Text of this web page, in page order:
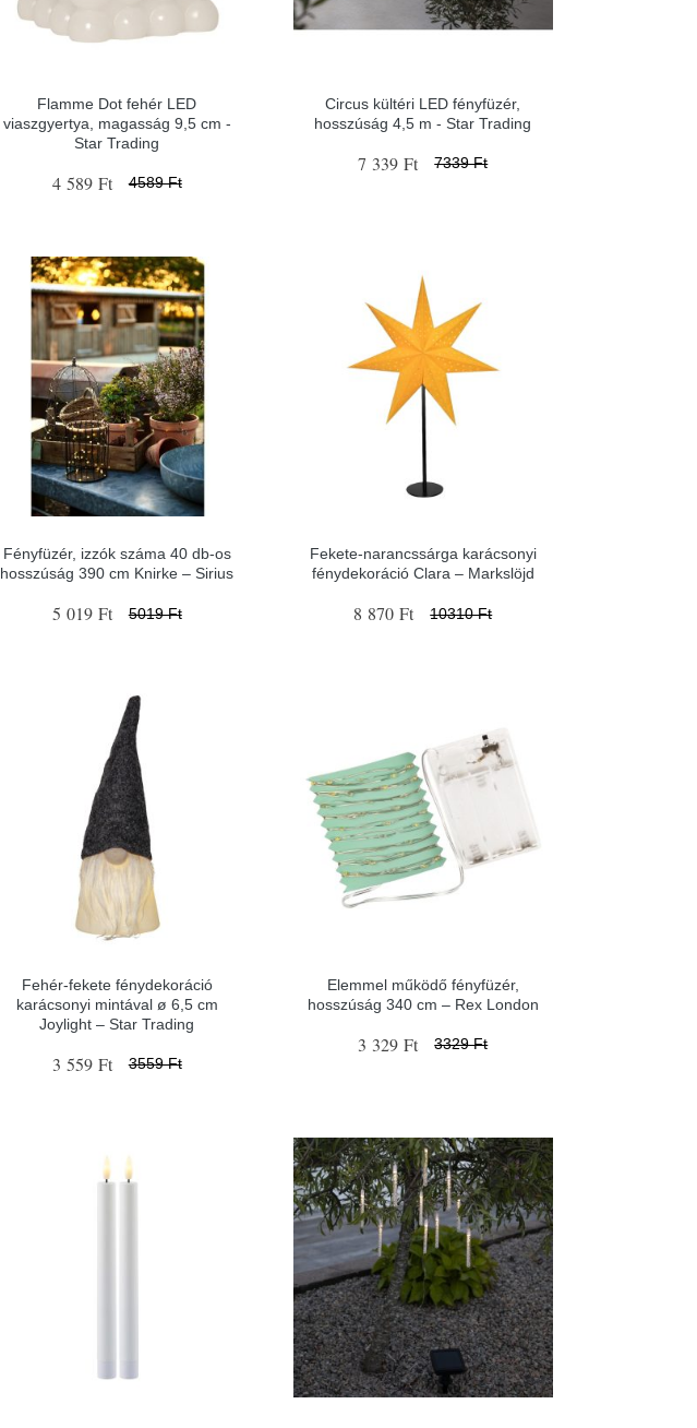
Flamme Dot fehér LED
viaszgyertya, magasság 9,5 cm -
Star Trading
4 589 Ft 4589 Ft
Circus kültéri LED fényfüzér,
hosszúság 4,5 m - Star Trading
7 339 Ft 7339 Ft
Fényfüzér, izzók száma 40 db-os
hosszúság 390 cm Knirke – Sirius
5 019 Ft 5019 Ft
Fekete-narancssárga karácsonyi
fénydekoráció Clara – Markslöjd
8 870 Ft 10310 Ft
Fehér-fekete fénydekoráció
karácsonyi mintával ø 6,5 cm
Joylight – Star Trading
3 559 Ft 3559 Ft
Elemmel működő fényfüzér,
hosszúság 340 cm – Rex London
3 329 Ft 3329 Ft